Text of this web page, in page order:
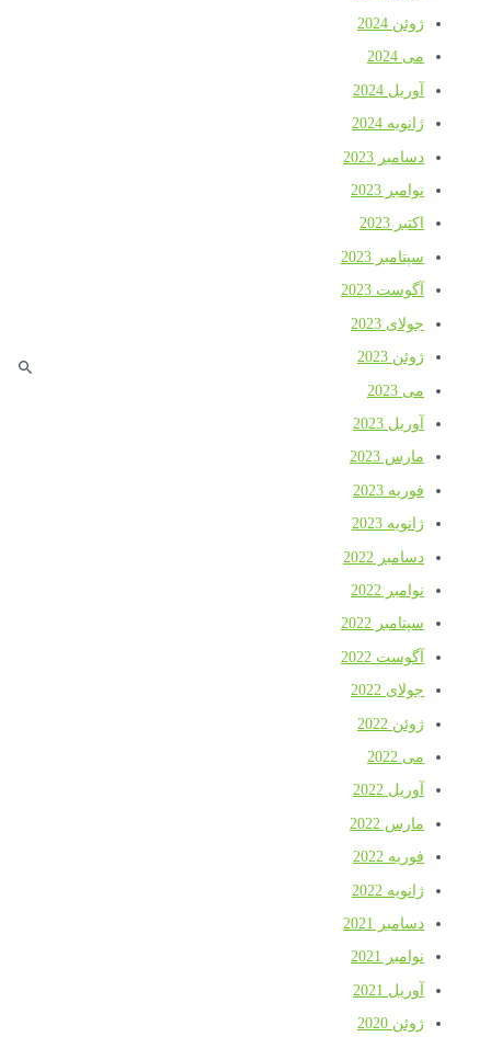
ژوئن 2024
می 2024
آوریل 2024
ژانویه 2024
دسامبر 2023
نوامبر 2023
اکتبر 2023
سپتامبر 2023
آگوست 2023
جولای 2023
ژوئن 2023
می 2023
آوریل 2023
مارس 2023
فوریه 2023
ژانویه 2023
دسامبر 2022
نوامبر 2022
سپتامبر 2022
آگوست 2022
جولای 2022
ژوئن 2022
می 2022
آوریل 2022
مارس 2022
فوریه 2022
ژانویه 2022
دسامبر 2021
نوامبر 2021
آوریل 2021
ژوئن 2020